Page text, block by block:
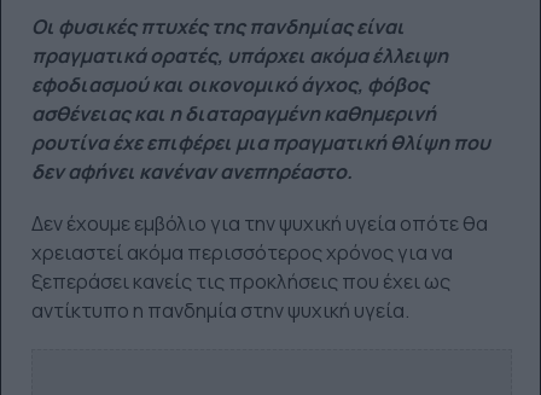
Οι φυσικές πτυχές της πανδημίας είναι
πραγματικά ορατές, υπάρχει ακόμα έλλειψη
εφοδιασμού και οικονομικό άγχος, φόβος
ασθένειας και η διαταραγμένη καθημερινή
ρουτίνα έχε επιφέρει μια πραγματική θλίψη που
δεν αφήνει κανέναν ανεπηρέαστο.
Δεν έχουμε εμβόλιο για την ψυχική υγεία οπότε θα
χρειαστεί ακόμα περισσότερος χρόνος για να
ξεπεράσει κανείς τις προκλήσεις που έχει ως
αντίκτυπο η πανδημία στην ψυχική υγεία.